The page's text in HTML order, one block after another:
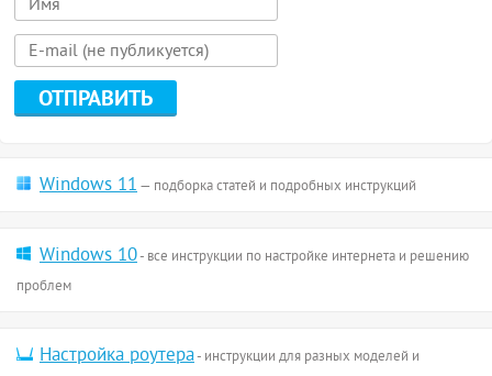
Windows 11— подборка статей и подробных инструкций
Windows 10- все инструкции по настройке интернета и решению
проблем
Настройка роутера- инструкции для разных моделей и